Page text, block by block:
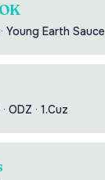
· Young Earth Sauce
· ODZ · 1.Cuz